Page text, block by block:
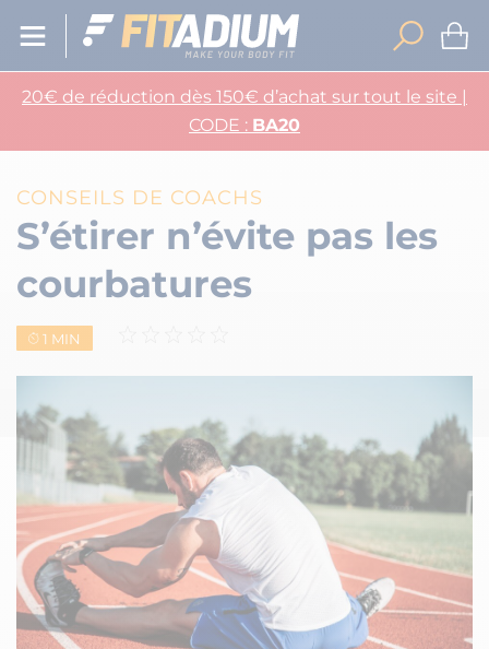
20€ de réduction dès 150€ d’achat sur tout le site |
CODE : BA20
CONSEILS DE COACHS
S’étirer n’évite pas les
courbatures
1 MIN